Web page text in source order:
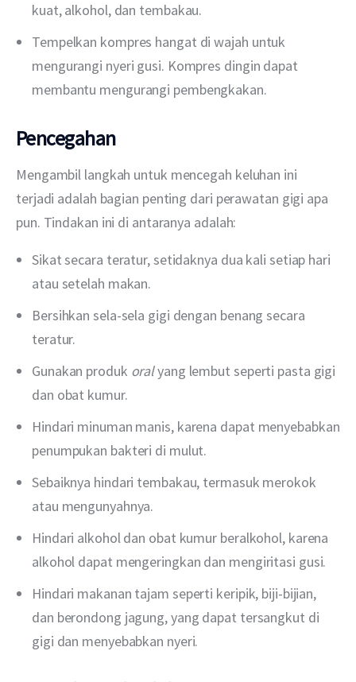
kuat, alkohol, dan tembakau.
Tempelkan kompres hangat di wajah untuk
mengurangi nyeri gusi. Kompres dingin dapat
membantu mengurangi pembengkakan.
Pencegahan
Mengambil langkah untuk mencegah keluhan ini
terjadi adalah bagian penting dari perawatan gigi apa
pun. Tindakan ini di antaranya adalah:
Sikat secara teratur, setidaknya dua kali setiap hari
atau setelah makan.
Bersihkan sela-sela gigi dengan benang secara
teratur.
Gunakan produk oralyang lembut seperti pasta gigi
dan obat kumur.
Hindari minuman manis, karena dapat menyebabkan
penumpukan bakteri di mulut.
Sebaiknya hindari tembakau, termasuk merokok
atau mengunyahnya.
Hindari alkohol dan obat kumur beralkohol, karena
alkohol dapat mengeringkan dan mengiritasi gusi.
Hindari makanan tajam seperti keripik, biji-bijian,
dan berondong jagung, yang dapat tersangkut di
gigi dan menyebabkan nyeri.